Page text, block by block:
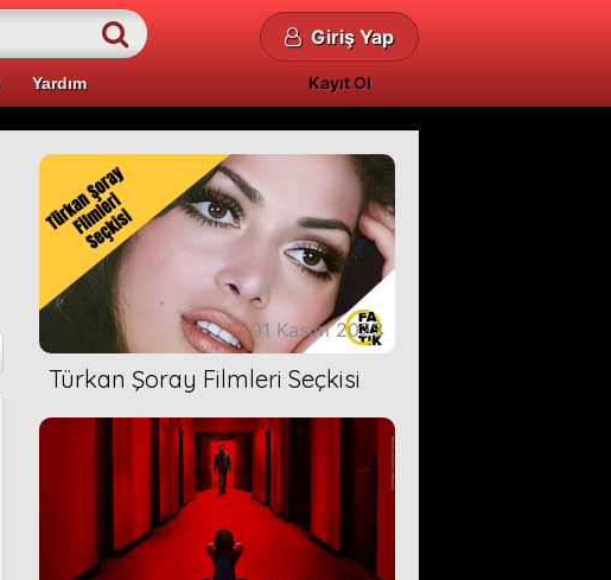
Yardım
Giriş Yap
Kayıt Ol
01 Kasım 2023
Türkan Şoray Filmleri Seçkisi